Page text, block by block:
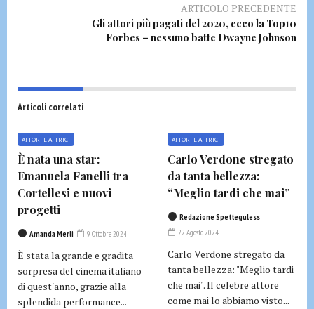
ARTICOLO PRECEDENTE
Gli attori più pagati del 2020, ecco la Top10
Forbes – nessuno batte Dwayne Johnson
Articoli correlati
ATTORI E ATTRICI
È nata una star:
Emanuela Fanelli tra
Cortellesi e nuovi
progetti
Amanda Merli 9 Ottobre 2024
È stata la grande e gradita
sorpresa del cinema italiano
di quest'anno, grazie alla
splendida performance...
ATTORI E ATTRICI
Carlo Verdone stregato
da tanta bellezza:
“Meglio tardi che mai”
Redazione Spetteguless
22 Agosto 2024
Carlo Verdone stregato da
tanta bellezza: "Meglio tardi
che mai". Il celebre attore
come mai lo abbiamo visto...